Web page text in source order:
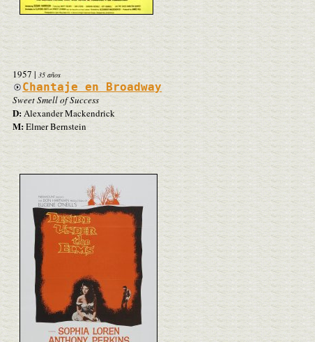
1957 | 35 años
Chantaje en Broadway
Sweet Smell of Success
D:Alexander Mackendrick
M:Elmer Bernstein